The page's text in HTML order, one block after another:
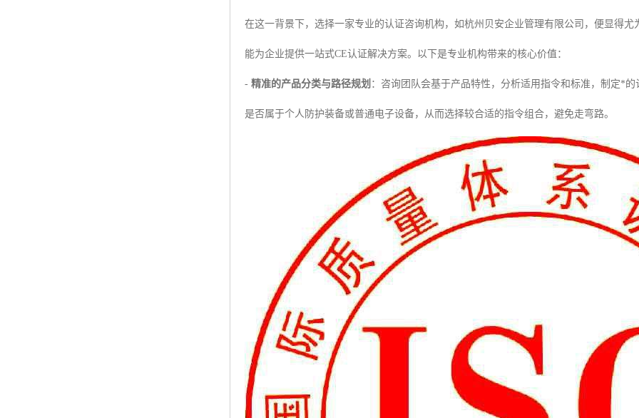
在这一背景下，选择一家专业的认证咨询机构，如杭州贝安企业管理有限公司，便显得
能为企业提供一站式CE认证解决方案。以下是专业机构带来的核心价值：
- 精准的产品分类与路径规划 ：咨询团队会基于产品特性，分析适用指令和标准，制定*
是否属于个人防护装备或普通电子设备，从而选择较合适的指令组合，避免走弯路。